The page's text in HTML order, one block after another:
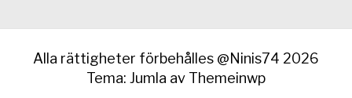
Alla rättigheter förbehålles @Ninis74 2026
Tema: Jumla av Themeinwp